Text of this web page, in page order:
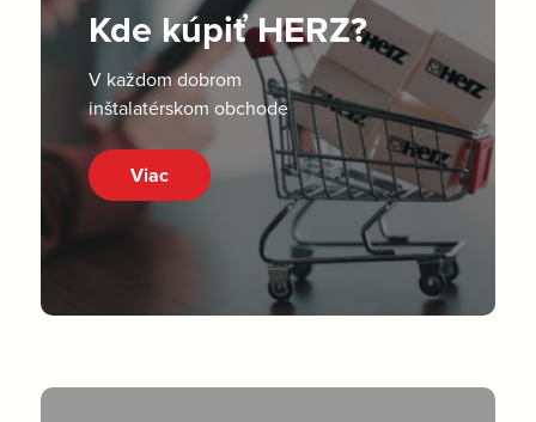
Kde kúpiť HERZ?
V každom dobrom
inštalatérskom obchode
Viac